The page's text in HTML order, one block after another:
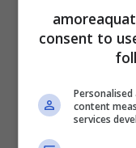
Se vuoi
gatto
calvario del
consent to
content
services